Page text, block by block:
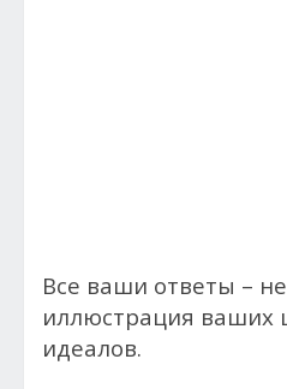
Все ваши ответы –
иллюстрация ваших
идеалов.